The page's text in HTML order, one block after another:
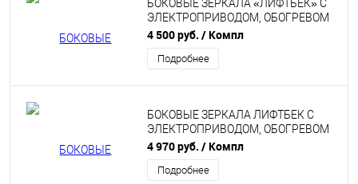
БОКОВЫЕ ЗЕРКАЛА «ЛИФТБЕК» С
ЭЛЕКТРОПРИВОДОМ, ОБОГРЕВОМ
И ПОВТОРИТЕЛЕМ ДЛЯ ЛАДА
ГРАНТА, КАЛИНА, КАЛИНА 2,
DATSUN
4 500 руб. / Компл
Подробнее
БОКОВЫЕ ЗЕРКАЛА ЛИФТБЕК С
ЭЛЕКТРОПРИВОДОМ, ОБОГРЕВОМ
И ПОВТОРИТЕЛЯМИ В ЦВЕТ НА
ЛАДА ГРАНТА, КАЛИНА 2, КАЛИНА,
DATSUN
4 970 руб. / Компл
Подробнее